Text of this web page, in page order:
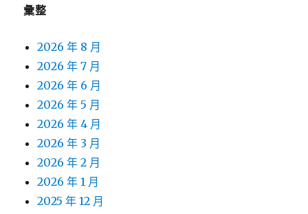
彙整
2026 年 8 月
2026 年 7 月
2026 年 6 月
2026 年 5 月
2026 年 4 月
2026 年 3 月
2026 年 2 月
2026 年 1 月
2025 年 12 月